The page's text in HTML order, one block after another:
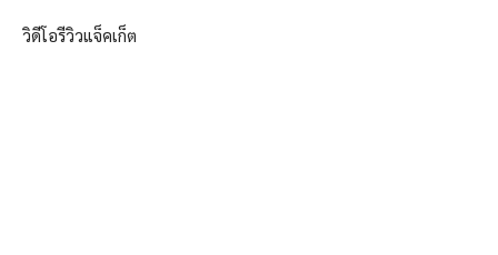
วิดีโอรีวิวแจ็คเก็ต